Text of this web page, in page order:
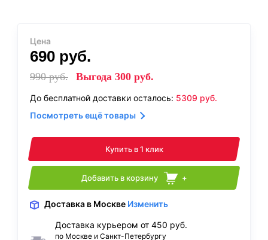
Цена
690 руб.
990руб. Выгода 300 руб.
До бесплатной доставки осталось: 5309 руб.
Посмотреть ещё товары
Купить в 1 клик
Добавить в корзину +
Доставка в Москве Изменить
Доставка курьером от 450 руб.
по Москве и Санкт-Петербургу